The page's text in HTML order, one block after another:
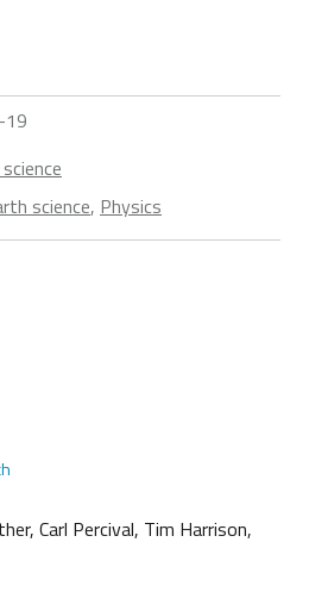
science, Physics
Carl Percival, Tim Harrison,